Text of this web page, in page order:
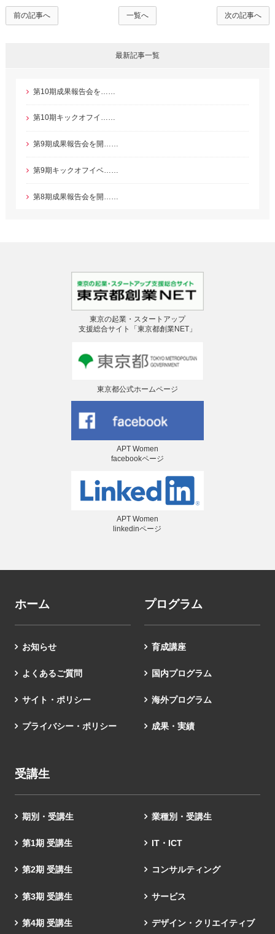
前の記事へ 一覧へ 次の記事へ
最新記事一覧
第10期成果報告会を……
第10期キックオフイ……
第9期成果報告会を開……
第9期キックオフイベ……
第8期成果報告会を開……
東京の起業・スタートアップ
支援総合サイト「東京都創業NET」
東京都公式ホームページ
APT Women
facebookページ
APT Women
linkedinページ
ホーム
お知らせ
よくあるご質問
サイト・ポリシー
プライバシー・ポリシー
プログラム
育成講座
国内プログラム
海外プログラム
成果・実績
受講生
期別・受講生
第1期 受講生
第2期 受講生
第3期 受講生
第4期 受講生
業種別・受講生
IT・ICT
コンサルティング
サービス
デザイン・クリエイティブ